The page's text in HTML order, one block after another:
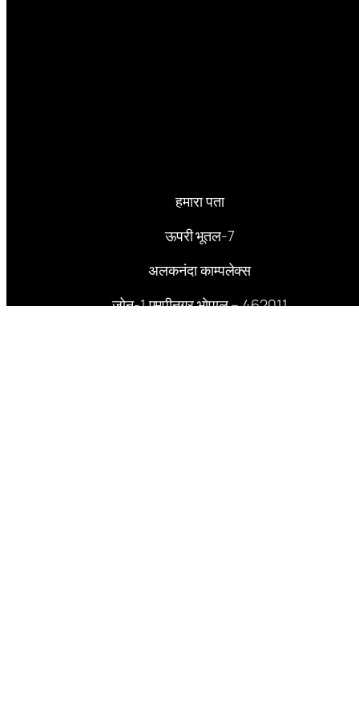
हमारा पता
ऊपरी भूतल-7
अलकनंदा काम्पलेक्स
जोन-1 एमपीनगर भोपाल – 462011